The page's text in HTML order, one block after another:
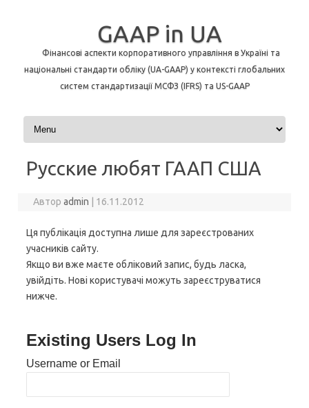
GAAP in UA
Фінансові аспекти корпоративного управління в Україні та
національні стандарти обліку (UA-GAAP) у контексті глобальних
систем стандартизації МСФЗ (IFRS) та US-GAAP
Перейти до контенту
Русские любят ГААП США
Авторadmin 16.11.2012
Ця публікація доступна лише для зареєстрованих
учасників сайту.
Якщо ви вже маєте обліковий запис, будь ласка,
увійдіть. Нові користувачі можуть зареєструватися
нижче.
Existing Users Log In
Username or Email